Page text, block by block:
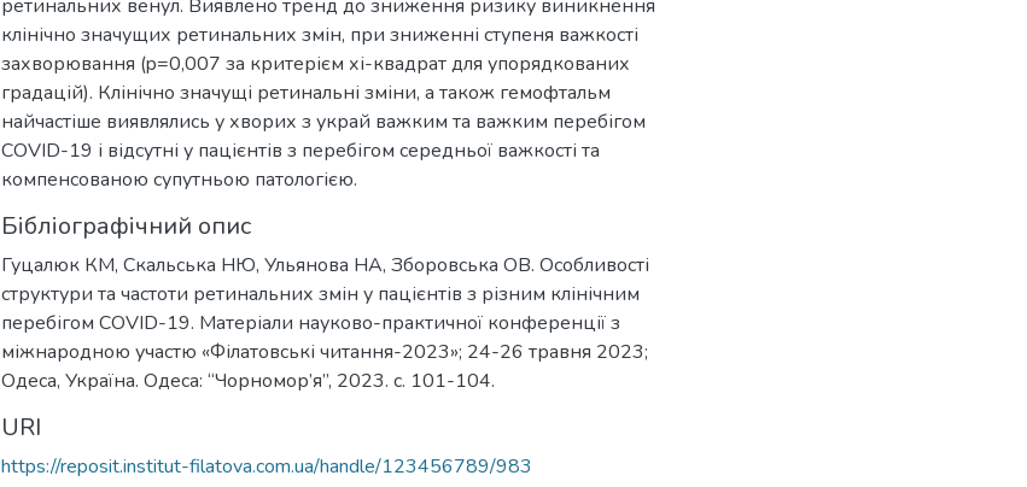
ретинальних венул. Виявлено тренд до зниження ризику виникнення
клінічно значущих ретинальних змін, при зниженні ступеня важкості
захворювання (p=0,007 за критерієм хі-квадрат для упорядкованих
градацій). Клінічно значущі ретинальні зміни, а також гемофтальм
найчастіше виявлялись у хворих з украй важким та важким перебігом
COVID-19 і відсутні у пацієнтів з перебігом середньої важкості та
компенсованою супутньою патологією.
Бібліографічний опис
Гуцалюк КМ, Скальська НЮ, Ульянова НА, Зборовська ОВ. Особливості
структури та частоти ретинальних змін у пацієнтів з різним клінічним
перебігом COVID-19. Матеріали науково-практичної конференції з
міжнародною участю «Філатовські читання-2023»; 24-26 травня 2023;
Одеса, Україна. Одеса: “Чорномор’я”, 2023. c. 101-104.
URI
https://reposit.institut-filatova.com.ua/handle/123456789/983